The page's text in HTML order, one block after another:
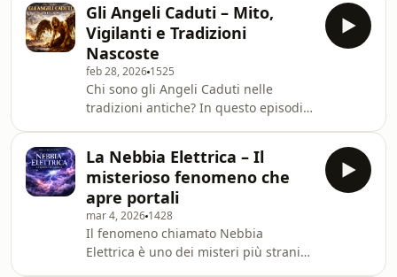
iniziatiche. In questo episodio
esploriamo origini, fonti,
interpretazioni simboliche e racconti
legati al mondo interno della Terra,
tra dottrina esoterica, mito e
narrazione storica.Un viaggio guidato
tra leggende sotterranee, civiltà
segrete e visioni del mo
Gli Angeli Caduti – Mito,
Vigilanti e Tradizioni
Nascoste
feb 28, 2026 1525
Chi sono gli Angeli Caduti nelle
tradizioni antiche? In questo episodio
esoteriche che raccontano la discesa
degli angeli tra gli uomini. Un viaggio
tra folklore, simbolismo e testi antichi
che hanno influenzato secoli di
narrazione sacra e mistero.🏰 **Segui
la Locanda della Tormenta:**-
La Nebbia Elettrica – Il
misterioso fenomeno che
apre portali
mar 4, 2026 1428
Il fenomeno chiamato Nebbia
Elettrica è uno dei misteri più strani